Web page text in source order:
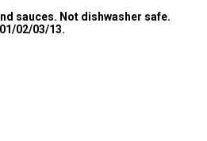
sauces. Not dishwasher safe.
02/03/13.